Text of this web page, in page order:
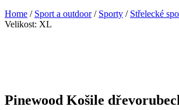
Home / Sport a outdoor/ Sporty / Střelecké
Velikost: XL
Pinewood Košile